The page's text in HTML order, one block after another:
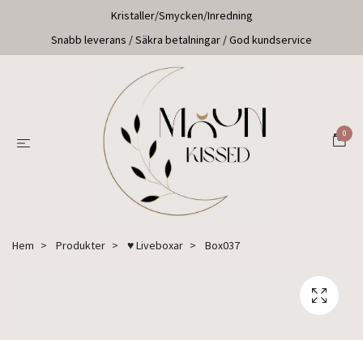
Kristaller/Smycken/Inredning
Snabb leverans / Säkra betalningar / God kundservice
0
Hem Produkter ♥ Liveboxar Box037